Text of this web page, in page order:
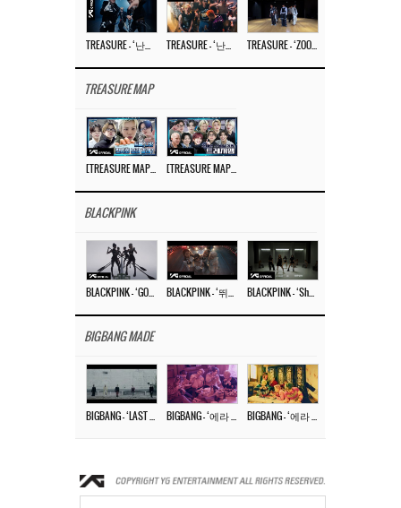
TREASURE MAP
BLACKPINK
BIGBANG MADE